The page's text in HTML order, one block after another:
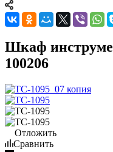
Шкаф
100206
Отложить
Сравнить